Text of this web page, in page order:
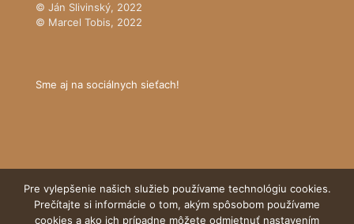
© Ján Slivinský, 2022
© Marcel Tobis, 2022
Sme aj na sociálnych sieťach!
Pre vylepšenie našich služieb používame technológiu cookies.
Prečítajte si informácie o tom, akým spôsobom používame
cookies a ako ich prípadne môžete odmietnuť nastavením